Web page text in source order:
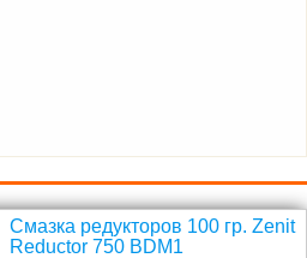
Смазка редукторов 100 гр. Zenit
Reductor 750 BDM1